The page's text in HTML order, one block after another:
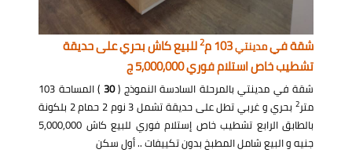
شقة فيمدينتي 2للبيع كاش بحري على حديقة
تشطيب خاص استلام فوري 5,000,000 ج
شقة في مدينتي بالمرحلة السادسة النموذج (30
) المساحة 103
متر2
بحري و غربي تطل على حديقة تشمل 3 نوم 2 حمام 2 بلكونة
بالطابق الرابع تشطيب خاص إستلام فوري للبيع كاش 5,000,000
جنيه و البيع شامل المطبخ بدون تكييفات .. أول سكن